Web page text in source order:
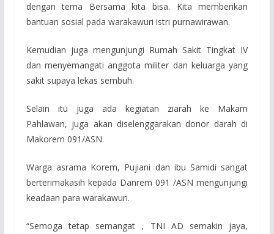
dengan tema Bersama kita bisa. Kita memberikan
bantuan sosial pada warakawuri istri purnawirawan.
Kemudian juga mengunjungi Rumah Sakit Tingkat IV
dan menyemangati anggota militer dan keluarga yang
sakit supaya lekas sembuh.
Selain itu juga ada kegiatan ziarah ke Makam
Pahlawan, juga akan diselenggarakan donor darah di
Makorem 091/ASN.
Warga asrama Korem, Pujiani dan ibu Samidi sangat
berterimakasih kepada Danrem 091 /ASN mengunjungi
keadaan para warakawuri.
“Semoga tetap semangat , TNI AD semakin jaya,